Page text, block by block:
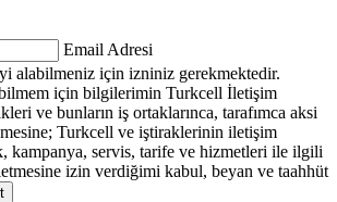
Email Adresi
alabilmeniz için izniniz gerekmektedir.
için bilgilerimin Turkcell İletişim
ve bunların iş ortaklarınca, tarafımca aksi
Turkcell ve iştiraklerinin iletişim
kampanya, servis, tarife ve hizmetleri ile ilgili
izin verdiğimi kabul, beyan ve taahhüt